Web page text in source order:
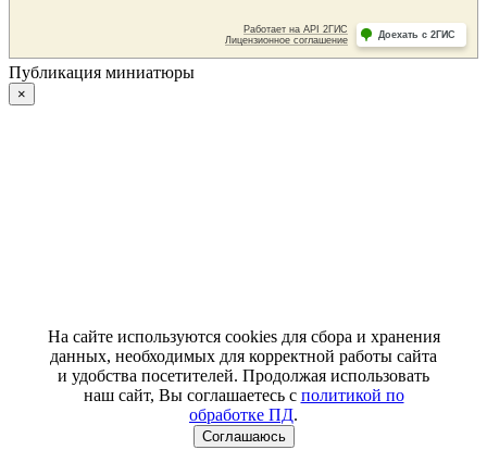
Публикация миниатюры
×
На сайте используются cookies для сбора и хранения
данных, необходимых для корректной работы сайта
и удобства посетителей. Продолжая использовать
наш сайт, Вы соглашаетесь с политикой по
обработке ПД.
Соглашаюсь